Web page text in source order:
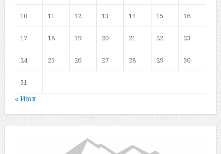
10 11 12 13 14 15 16
17 18 19 20 21 22 23
24 25 26 27 28 29 30
31
« Июл